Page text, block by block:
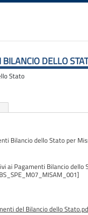
DELLO
Stato
Bilancio dello Stato per
ai Pagamenti Bilancio
del Bilancio dello